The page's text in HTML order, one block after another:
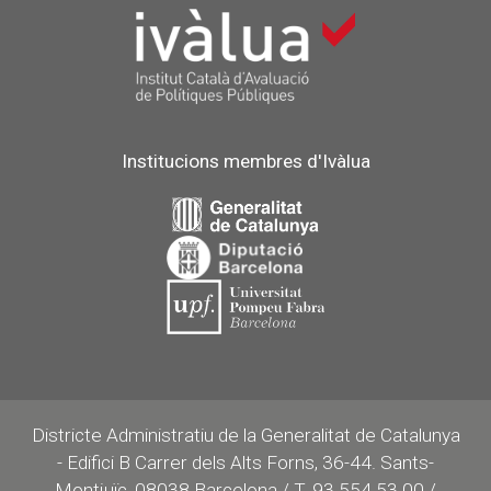
Institucions membres d'Ivàlua
Districte Administratiu de la Generalitat de Catalunya
- Edifici B Carrer dels Alts Forns, 36-44. Sants-